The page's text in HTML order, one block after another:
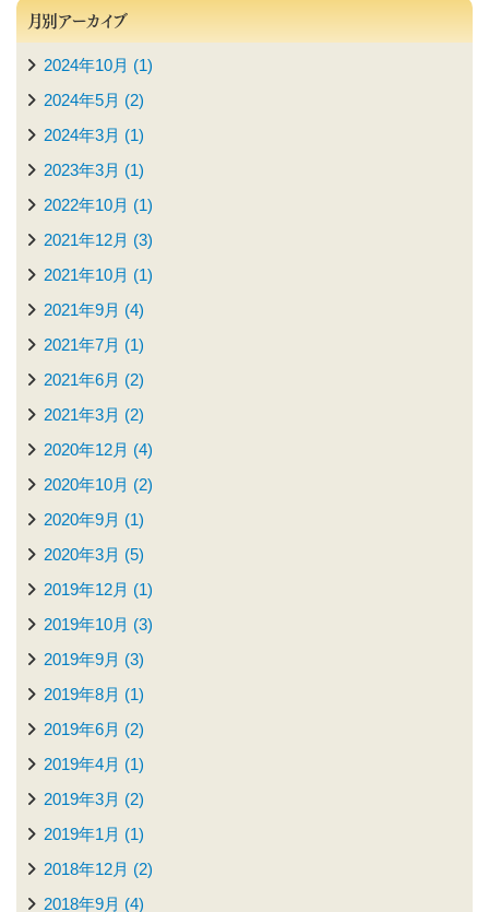
月別アーカイブ
2024年10月 (1)
2024年5月 (2)
2024年3月 (1)
2023年3月 (1)
2022年10月 (1)
2021年12月 (3)
2021年10月 (1)
2021年9月 (4)
2021年7月 (1)
2021年6月 (2)
2021年3月 (2)
2020年12月 (4)
2020年10月 (2)
2020年9月 (1)
2020年3月 (5)
2019年12月 (1)
2019年10月 (3)
2019年9月 (3)
2019年8月 (1)
2019年6月 (2)
2019年4月 (1)
2019年3月 (2)
2019年1月 (1)
2018年12月 (2)
2018年9月 (4)